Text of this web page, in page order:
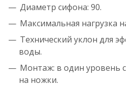
Диаметр сифона: 90.
Максимальная нагрузка
Технический уклон для
воды.
Монтаж: в один уровень
на ножки.